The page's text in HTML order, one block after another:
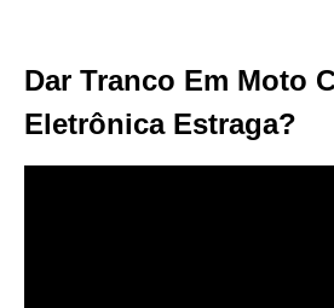
Dar Tranco Em Moto
Eletrônica Estraga?